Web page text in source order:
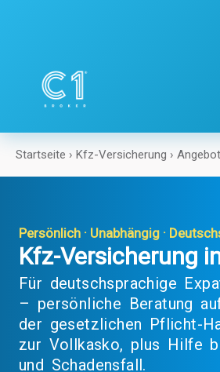
Startseite › Kfz-Versicherung ›
Persönlich · Unabhängig ·
Kfz-Versicherung
Für deutschsprachige
– persönliche Beratung
der gesetzlichen Pflicht-
zur Vollkasko, plus Hilfe
und Schadensfall.